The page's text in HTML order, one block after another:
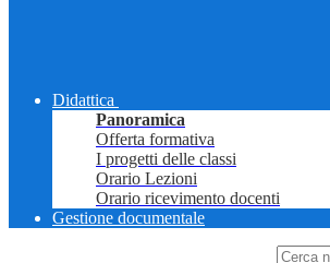
Didattica
Panoramica
Offerta formativa
I progetti delle classi
Orario Lezioni
Orario ricevimento docenti
Gestione documentale